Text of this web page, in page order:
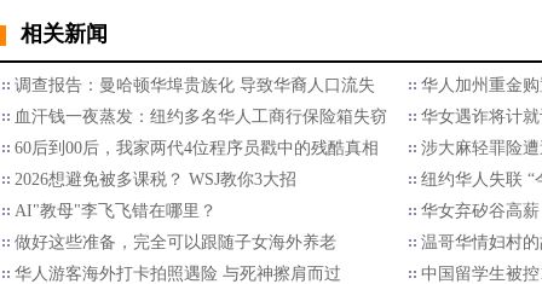
相关新闻
调查报告：曼哈顿华埠贵族化 导致华裔人口流失
华人加州重金
血汗钱一夜蒸发：纽约多名华人工商行保险箱失窃
华女遇诈将计
60后到00后，我家两代4位程序员戳中的残酷真相
涉大麻轻罪险
2026想避免被多课税？ WSJ教你3大招
纽约华人失联 “
AI"教母"李飞飞错在哪里？
华女弃矽谷高
做好这些准备，完全可以跟随子女海外养老
温哥华情妇村
华人游客海外打卡拍照遇险 与死神擦肩而过
中国留学生被